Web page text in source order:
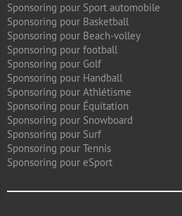
Sponsoring pour Sport automobile
Sponsoring pour Basketball
Sponsoring pour Beach-volley
Sponsoring pour football
Sponsoring pour Golf
Sponsoring pour Handball
Sponsoring pour Athlétisme
Sponsoring pour Équitation
Sponsoring pour Snowboard
Sponsoring pour Surf
Sponsoring pour Tennis
Sponsoring pour eSport